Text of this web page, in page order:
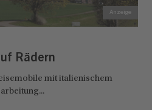
Rädern
mit italienischem